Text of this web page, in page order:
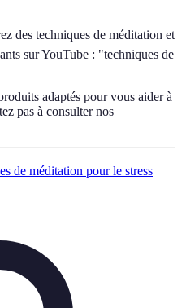
des techniques de méditation et
sur YouTube : "techniques de
adaptés pour vous aider à
pas à consulter nos
de méditation pour le stress